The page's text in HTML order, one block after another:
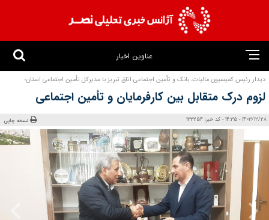
عناوین اخبار
دیدار رئیس کمیسیون مالیات، بانک و تأمین اجتماعی اتاق تبریز با مدیرکل تأمین اجتماعی استان؛
لزوم درک متقابل بین کارفرمایان و تأمین اجتماعی
1403/12/28 - 14:35 - کد خبر: 133254 نسخه چاپی